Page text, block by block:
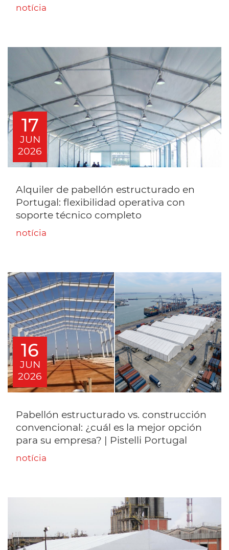
notícia
17
JUN
2026
Alquiler de pabellón estructurado en
Portugal: flexibilidad operativa con
soporte técnico completo
notícia
16
JUN
2026
Pabellón estructurado vs. construcción
convencional: ¿cuál es la mejor opción
para su empresa? | Pistelli Portugal
notícia